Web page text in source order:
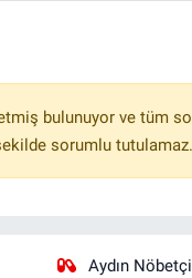
bulunuyor ve tüm
sorumlu tutulamaz.
Aydın